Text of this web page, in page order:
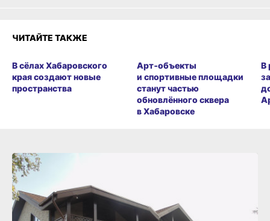
ЧИТАЙТЕ ТАКЖЕ
В сёлах Хабаровского
края создают новые
пространства
Арт‑объекты
и спортивные площадки
станут частью
обновлённого сквера
в Хабаровске
В